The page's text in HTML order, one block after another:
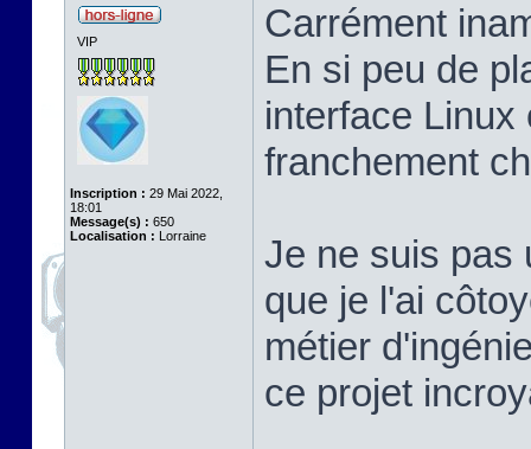
VIP
Inscription : 29 Mai 2022,
18:01
Message(s) : 650
Localisation : Lorraine
Carrément
En si peu de
interface Linux
franchement
Je ne suis pas
que je l'ai
métier
ce projet